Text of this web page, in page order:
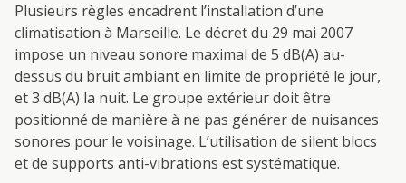
Plusieurs règles encadrent l’installation d’une
climatisation à Marseille. Le décret du 29 mai 2007
impose un niveau sonore maximal de 5 dB(A) au-
dessus du bruit ambiant en limite de propriété le jour,
et 3 dB(A) la nuit. Le groupe extérieur doit être
positionné de manière à ne pas générer de nuisances
sonores pour le voisinage. L’utilisation de silent blocs
et de supports anti-vibrations est systématique.